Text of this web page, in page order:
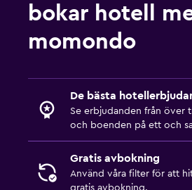
bokar hotell
momondo
De bästa
Se erbjudanden från över
och boenden på ett och
Gratis avbokning
Använd våra filter för att
gratis avbokning.